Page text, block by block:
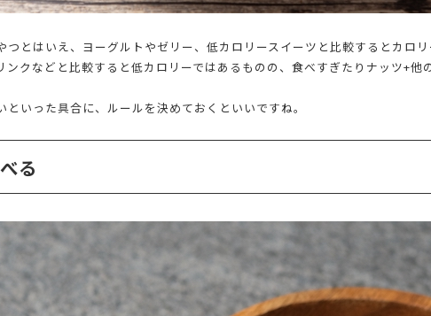
とはいえ、ヨーグルトやゼリー、低カロリースイーツと比較するとカロリ
クなどと比較すると低カロリーではあるものの、食べすぎたりナッツ+他
いった具合に、ルールを決めておくといいですね。
る